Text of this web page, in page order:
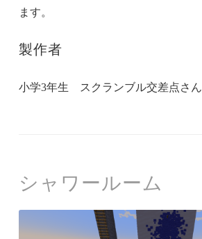
ます。
製作者
小学3年生 スクランブル交差点さん
シャワールーム